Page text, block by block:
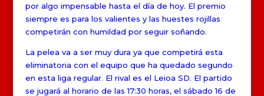
por algo impensable hasta el día de hoy. El premio
siempre es para los valientes y las huestes rojillas
competirán con humildad por seguir soñando.
La pelea va a ser muy dura ya que competirá esta
eliminatoria con el equipo que ha quedado segundo
en esta liga regular. El rival es el Leioa SD. El partido
se jugará al horario de las 17:30 horas, el sábado 16 de